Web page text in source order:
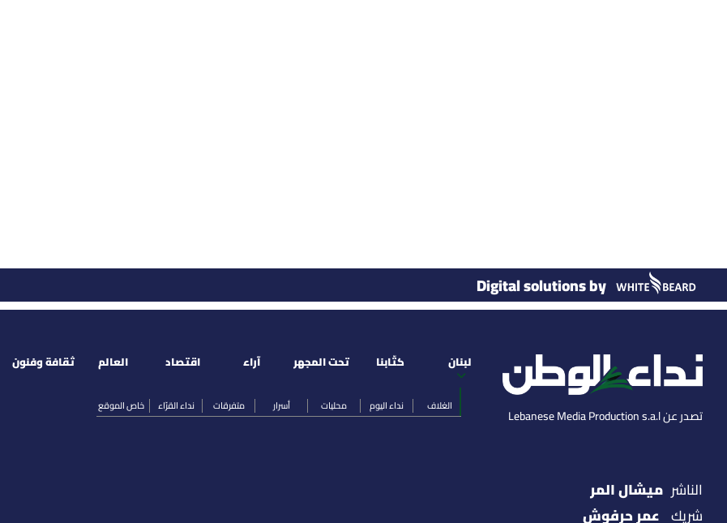
Digital solutions by
تصدر عن Lebanese Media Production s.a.l
لبنان
الغلاف نداء اليوم محليات أسرار متفرقات نداء القرّاء خاص الموقع
كتّابنا تحت المجهر آراء اقتصاد العالم ثقافة وفنون
الناشر ميشال المر
شريك عمر حرفوش